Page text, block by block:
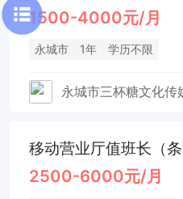
1500-4000元/月
永城市 1年 学历不限
永城市三杯糖文化传
2500-6000元/月